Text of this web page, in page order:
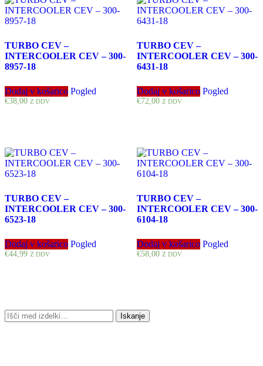
TURBO CEV –
INTERCOOLER CEV – 300-
8957-18
Dodaj v košarico Pogled
€38,00 Z DDV
TURBO CEV –
INTERCOOLER CEV – 300-
6431-18
Dodaj v košarico Pogled
€72,00 Z DDV
TURBO CEV –
INTERCOOLER CEV – 300-
6523-18
Dodaj v košarico Pogled
€44,99 Z DDV
TURBO CEV –
INTERCOOLER CEV – 300-
6104-18
Dodaj v košarico Pogled
€58,00 Z DDV
Išči: Iskanje